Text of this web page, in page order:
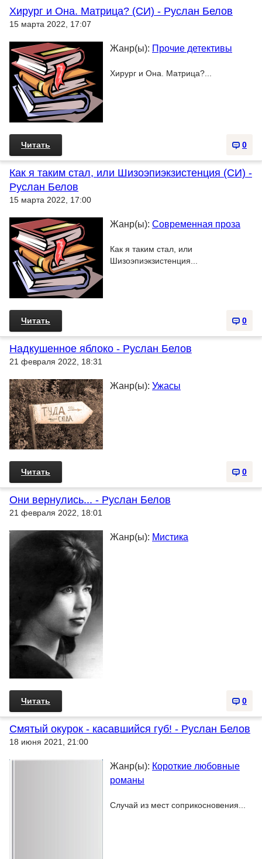
Хирург и Она. Матрица? (СИ) - Руслан Белов
15 марта 2022, 17:07
Жанр(ы): Прочие детективы
Хирург и Она. Матрица?...
0
Читать
Как я таким стал, или Шизоэпиэкзистенция (СИ) -
Руслан Белов
15 марта 2022, 17:00
Жанр(ы): Современная проза
Как я таким стал, или
Шизоэпиэкзистенция...
0
Читать
Надкушенное яблоко - Руслан Белов
21 февраля 2022, 18:31
Жанр(ы): Ужасы
0
Читать
Они вернулись... - Руслан Белов
21 февраля 2022, 18:01
Жанр(ы): Мистика
0
Читать
Смятый окурок - касавшийся губ! - Руслан Белов
18 июня 2021, 21:00
Жанр(ы): Короткие любовные
романы
Случай из мест соприкосновения...